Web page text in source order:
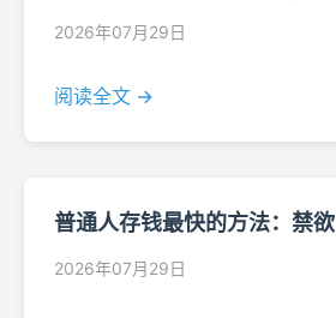
2026年07月29日
阅读全文 →
普通人存钱最快的方法：禁欲
2026年07月29日